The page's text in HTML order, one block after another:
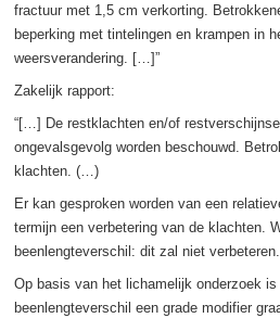
fractuur met 1,5 cm verkorting.
beperking met tintelingen en krampen in
weersverandering. […]”
Zakelijk rapport:
“[…] De restklachten en/of
ongevalsgevolg worden beschouwd.
klachten. (…)
Er kan gesproken worden van een
termijn een verbetering van de klachten.
beenlengteverschil: dit zal niet
Op basis van het lichamelijk onderzoek
beenlengteverschil een grade modifier